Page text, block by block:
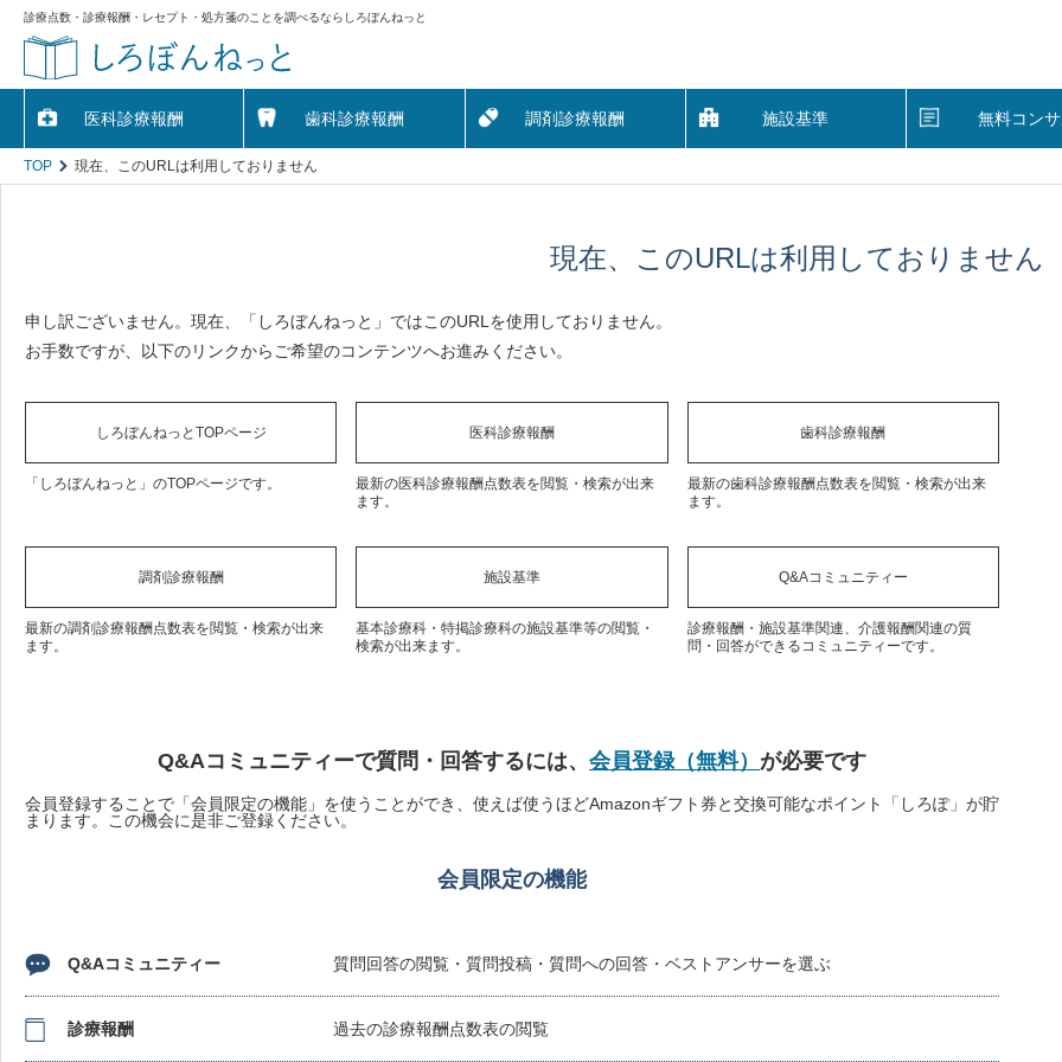
診療点数・診療報酬・レセプト・処方箋のことを調べるならしろぼんねっと
医科診療報酬 歯科診療報酬 調剤診療報酬 施設基準 無料コン
TOP 現在、このURLは利用しておりません
現在、このURLは利用しておりません
申し訳ございません。現在、「しろぼんねっと」ではこのURLを使用しておりません。
お手数ですが、以下のリンクからご希望のコンテンツへお進みください。
しろぼんねっとTOPページ
「しろぼんねっと」のTOPページです。
医科診療報酬
最新の医科診療報酬点数表を閲覧・検索が出来
ます。
歯科診療報酬
最新の歯科診療報酬点数表を閲覧・検索が出来
ます。
調剤診療報酬
最新の調剤診療報酬点数表を閲覧・検索が出来
ます。
施設基準
基本診療科・特掲診療科の施設基準等の閲覧・
検索が出来ます。
Q&Aコミュニティー
診療報酬・施設基準関連、介護報酬関連の質
問・回答ができるコミュニティーです。
Q&Aコミュニティーで質問・回答するには、 会員登録（無料） が必要です
会員登録することで「会員限定の機能」を使うことができ、使えば使うほどAmazonギフト券と交換可能なポイント「しろぽ」が貯
まります。この機会に是非ご登録ください。
会員限定の機能
Q&Aコミュニティー 質問回答の閲覧・質問投稿・質問への回答・ベストアンサーを選ぶ
診療報酬 過去の診療報酬点数表の閲覧